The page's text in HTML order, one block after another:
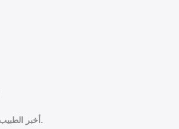
أخبر الطبيب إذا كنت تعاني حساسيةً تجاه أي من محتويات قطرة زولامول.